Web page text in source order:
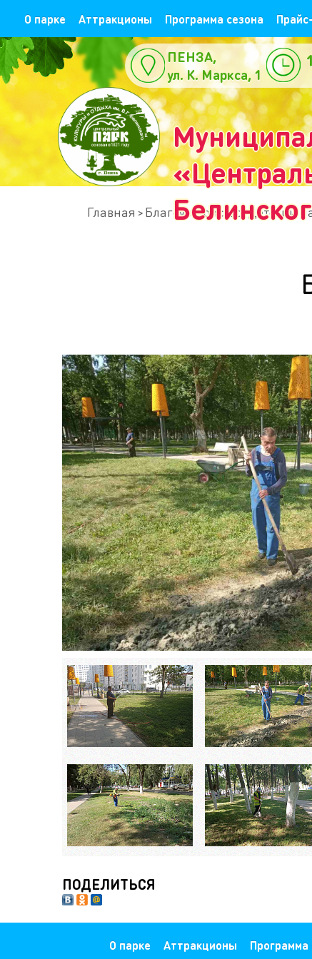
О парке Аттракционы Программа сезона
ПЕНЗА,
ул. К. Маркса, 1
Главная Благоустройство. Детский
ПОДЕЛИТЬСЯ
О парке Аттракционы Программа